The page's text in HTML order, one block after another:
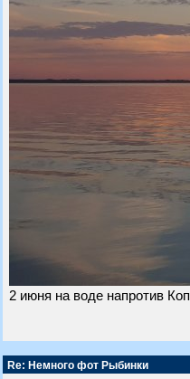
2 июня на воде напротив
Re: Немного фот Рыбинки